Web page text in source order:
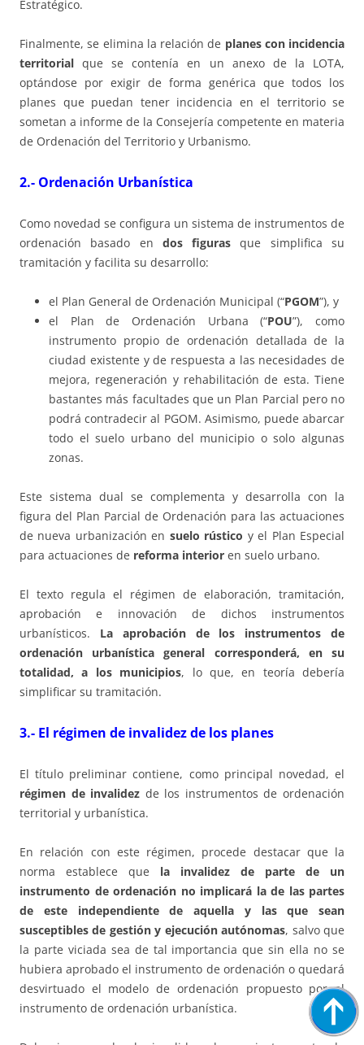
Estratégico.
Finalmente, se elimina la relación de planes con incidencia
territorial que se contenía en un anexo de la LOTA,
optándose por exigir de forma genérica que todos los
planes que puedan tener incidencia en el territorio se
sometan a informe de la Consejería competente en materia
de Ordenación del Territorio y Urbanismo.
2.- Ordenación Urbanística
Como novedad se configura un sistema de instrumentos de
ordenación basado en dos figuras que simplifica su
tramitación y facilita su desarrollo:
el Plan General de Ordenación Municipal (“PGOM”), y
el Plan de Ordenación Urbana (“POU”), como
instrumento propio de ordenación detallada de la
ciudad existente y de respuesta a las necesidades de
mejora, regeneración y rehabilitación de esta. Tiene
bastantes más facultades que un Plan Parcial pero no
podrá contradecir al PGOM. Asimismo, puede abarcar
todo el suelo urbano del municipio o solo algunas
zonas.
Este sistema dual se complementa y desarrolla con la
figura del Plan Parcial de Ordenación para las actuaciones
de nueva urbanización en suelo rústico y el Plan Especial
para actuaciones de reforma interior en suelo urbano.
El texto regula el régimen de elaboración, tramitación,
aprobación e innovación de dichos instrumentos
urbanísticos. La aprobación de los instrumentos de
ordenación urbanística general corresponderá, en su
totalidad, a los municipios, lo que, en teoría debería
simplificar su tramitación.
3.- El régimen de invalidez de los planes
El título preliminar contiene, como principal novedad, el
régimen de invalidez de los instrumentos de ordenación
territorial y urbanística.
En relación con este régimen, procede destacar que la
norma establece que la invalidez de parte de un
instrumento de ordenación no implicará la de las partes
de este independiente de aquella y las que sean
susceptibles de gestión y ejecución autónomas, salvo que
la parte viciada sea de tal importancia que sin ella no se
hubiera aprobado el instrumento de ordenación o quedará
desvirtuado el modelo de ordenación propuesto por el
instrumento de ordenación urbanística.